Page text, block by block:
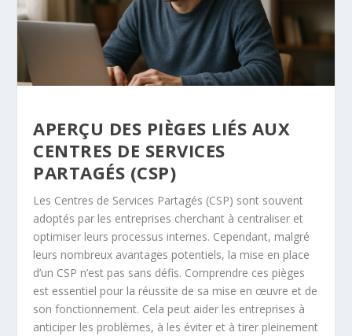
APERÇU DES PIÈGES LIÉS AUX
CENTRES DE SERVICES
PARTAGÉS (CSP)
Les Centres de Services Partagés (CSP) sont souvent
adoptés par les entreprises cherchant à centraliser et
optimiser leurs processus internes. Cependant, malgré
leurs nombreux avantages potentiels, la mise en place
d’un CSP n’est pas sans défis. Comprendre ces pièges
est essentiel pour la réussite de sa mise en œuvre et de
son fonctionnement. Cela peut aider les entreprises à
anticiper les problèmes, à les éviter et à tirer pleinement